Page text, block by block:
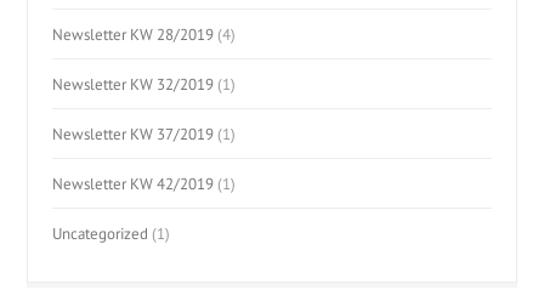
Newsletter KW 28/2019 (4)
Newsletter KW 32/2019 (1)
Newsletter KW 37/2019 (1)
Newsletter KW 42/2019 (1)
Uncategorized (1)